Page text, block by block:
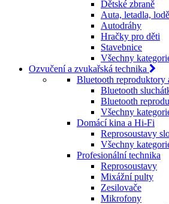
Dětské zbraně
Auta, letadla, lodě
Autodráhy
Hračky pro děti
Stavebnice
Všechny
Ozvučení a zvukařská technika
Bluetooth reproduktory
Bluetooth
Bluetooth
Všechny
Domácí kina a Hi-Fi
Reprosoustavy
Všechny
Profesionální technika
Reprosoustavy
Mixážní pulty
Zesilovače
Mikrofony